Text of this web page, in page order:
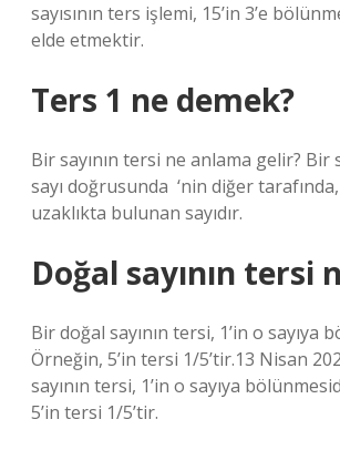
sayısının ters işlemi, 15’in 3’e
elde etmektir.
Ters 1 ne demek?
Bir sayının tersi ne anlama gelir? Bir
sayı doğrusunda ‍ ‘nin diğer
uzaklıkta bulunan sayıdır.
Doğal sayının tersi
Bir doğal sayının tersi, 1’in o sayıya
Örneğin, 5’in tersi 1/5’tir.13 Nisan
sayının tersi, 1’in o sayıya
5’in tersi 1/5’tir.